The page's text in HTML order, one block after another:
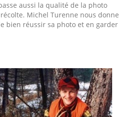
aussi la qualité de la photo
Michel Turenne nous donne
bien réussir sa photo et en garder